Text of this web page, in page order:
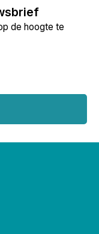
de hoogte te